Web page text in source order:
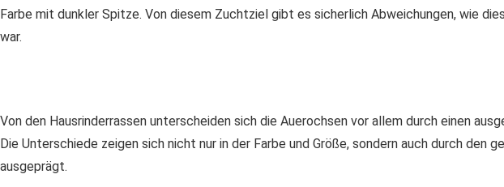
Farbe mit dunkler Spitze. Von diesem Zuchtziel gibt es sicherlich Abweichungen, wie
war.
Von den Hausrinderrassen unterscheiden sich die Auerochsen vor allem durch einen
Die Unterschiede zeigen sich nicht nur in der Farbe und Größe, sondern auch durch
ausgeprägt.